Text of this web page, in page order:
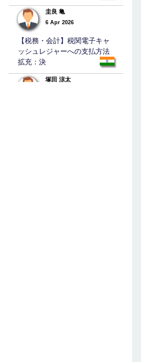
圭良 亀
6 Apr 2026
【税務・会計】税関電子キャ
ッシュレジャーへの支払方法
拡充：決
塚田 涼太